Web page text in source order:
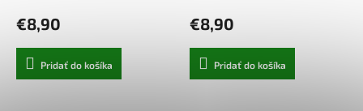
€8,90
Pridať do košíka
€8,90
Pridať do košíka